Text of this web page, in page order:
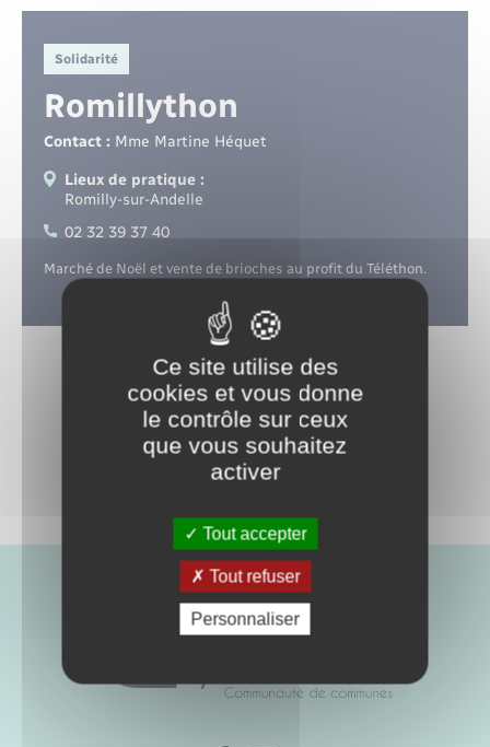
Santé - Social
Rénovation de l’habitat
Urbanisme
Solidarité
Romillython
Contact : Mme Martine Héquet
Lieux de pratique :
Romilly-sur-Andelle
02 32 39 37 40
Marché de Noël et vente de brioches au profit du Téléthon.
Ce site utilise des
cookies et vous donne
le contrôle sur ceux
que vous souhaitez
activer
Tout accepter
Tout refuser
Personnaliser